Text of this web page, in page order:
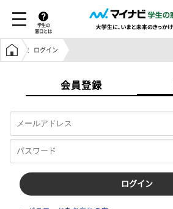
学生の
窓口とは
学生の窓口トップ
ログイン
会員登録